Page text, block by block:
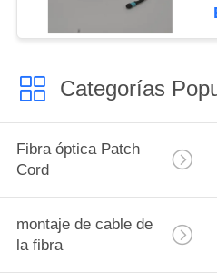
Categorías
Fibra óptica Patch
Cord
montaje de cable de
la fibra